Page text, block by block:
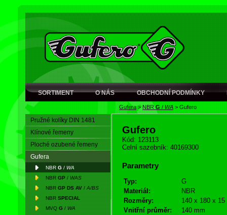
SORTIMENT O NÁS OBCHODNÍ PODMÍNKY
Gufera> NBRG / WA > Gufero
Pružné kolíky DIN 1481
Klínové řemeny
Ploché ozubené řemeny
Gufera
NBR G / WA
NBR GP / WAS
NBR GP DS AV / A/BS
NBR SPECIAL
MVQ G / WA
Gufero
Kód: 123113
Celní sazebník: 40169300
Parametry
Typ:
G
Materiál:
NBR
Rozměry:
140 x 180 x 15
Vnitřní průměr:
140 mm